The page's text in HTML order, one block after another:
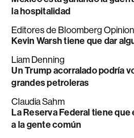
la hospitalidad
Editores de Bloomberg Opinion
Kevin Warsh tiene que dar
Liam Denning
Un Trump acorralado podría
grandes petroleras
Claudia Sahm
La Reserva Federal tiene
a la gente común